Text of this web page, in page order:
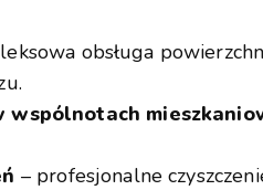
obsługa
wspólnotach
– profesjonalne